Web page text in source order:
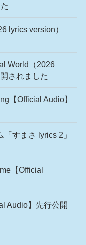
lyrics version）
World（2026
されました
【Official Audio】
すまさ lyrics 2」
【Official
Audio】先行公開